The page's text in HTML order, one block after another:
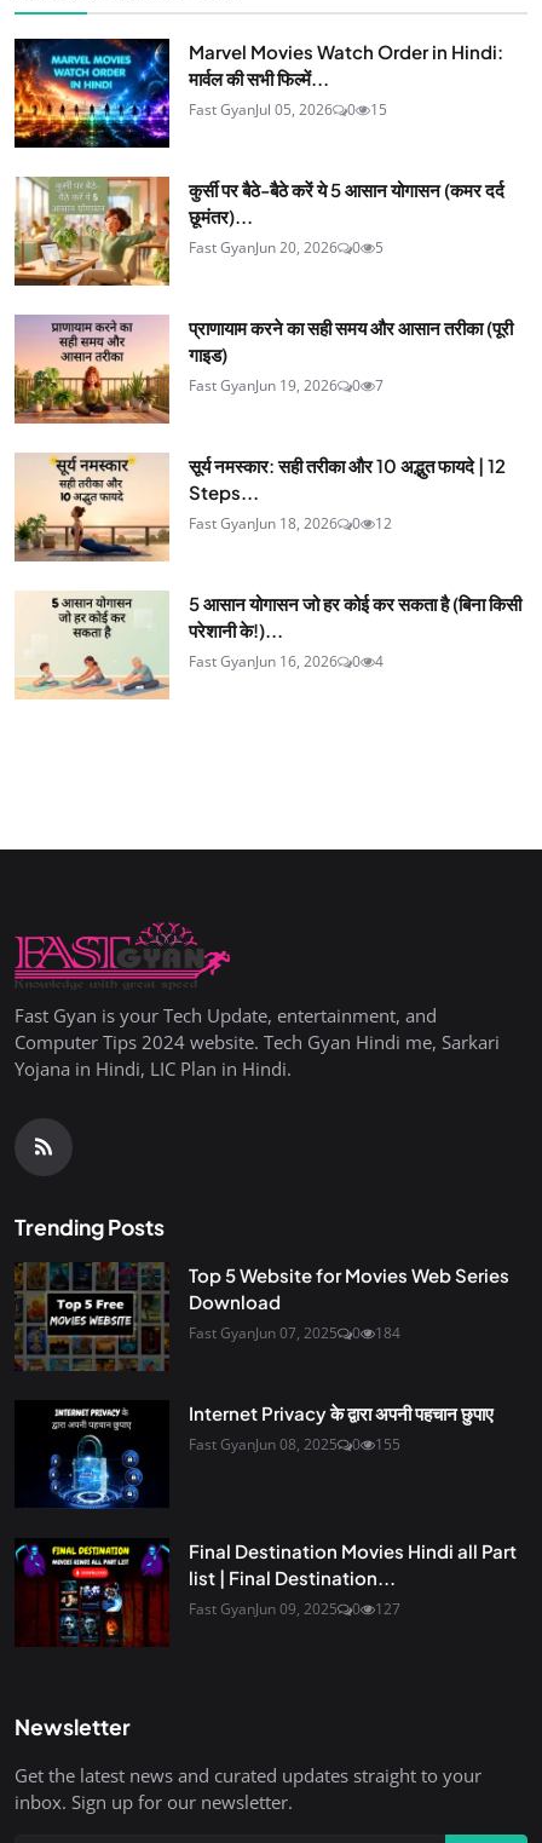
Marvel Movies Watch Order in Hindi:
मार्वल की सभी फिल्में...
Fast GyanJul 05, 2026 0 15
कुर्सी पर बैठे-बैठे करें ये 5 आसान योगासन (कमर दर्द
छूमंतर)...
Fast GyanJun 20, 2026 0 5
प्राणायाम करने का सही समय और आसान तरीका (पूरी
गाइड)
Fast GyanJun 19, 2026 0 7
सूर्य नमस्कार: सही तरीका और 10 अद्भुत फायदे | 12
Steps...
Fast GyanJun 18, 2026 0 12
5 आसान योगासन जो हर कोई कर सकता है (बिना किसी
परेशानी के!)...
Fast GyanJun 16, 2026 0 4
Fast Gyan is your Tech Update, entertainment, and
Computer Tips 2024 website. Tech Gyan Hindi me, Sarkari
Yojana in Hindi, LIC Plan in Hindi.
Trending Posts
Top 5 Website for Movies Web Series
Download
Fast GyanJun 07, 2025 0 184
Internet Privacy के द्वारा अपनी पहचान छुपाए
Fast GyanJun 08, 2025 0 155
Final Destination Movies Hindi all Part
list | Final Destination...
Fast GyanJun 09, 2025 0 127
Newsletter
Get the latest news and curated updates straight to your
inbox. Sign up for our newsletter.